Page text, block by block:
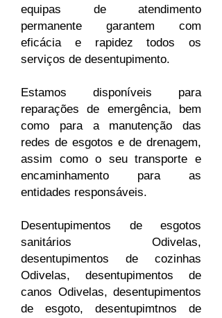
equipas de atendimento
permanente garantem com
eficácia e rapidez todos os
serviços de desentupimento.
Estamos disponíveis para
reparações de emergência, bem
como para a manutenção das
redes de esgotos e de drenagem,
assim como o seu transporte e
encaminhamento para as
entidades responsáveis.
Desentupimentos de esgotos
sanitários Odivelas,
desentupimentos de cozinhas
Odivelas, desentupimentos de
canos Odivelas, desentupimentos
de esgoto, desentupimtnos de